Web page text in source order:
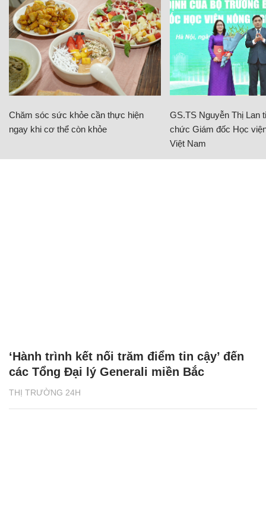
Chăm sóc sức khỏe cần thực hiện
ngay khi cơ thể còn khỏe
GS.TS Nguyễn Thị Lan
chức Giám đốc Học
Việt Nam
THỊ TRƯỜNG 24H
‘Hành trình kết nối trăm điểm tin cậy’ đến
các Tổng Đại lý Generali miền Bắc